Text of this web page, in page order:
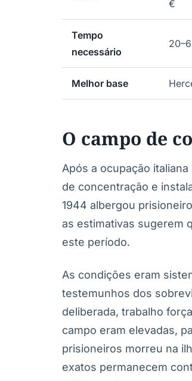
€
Tempo
necessário
Melhor base
O campo de
Após a ocupação
de concentração e
1944 albergou
as estimativas sugerem
este período.
As condições eram
testemunhos dos
deliberada, trabalho
campo eram elevadas,
prisioneiros morreu na
exatos permanecem